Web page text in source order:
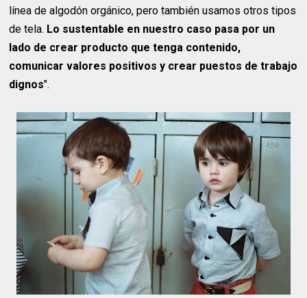
línea de algodón orgánico, pero también usamos otros tipos
de tela. Lo sustentable en nuestro caso pasa por un
lado de crear producto que tenga contenido,
comunicar valores positivos y crear puestos de trabajo
dignos".